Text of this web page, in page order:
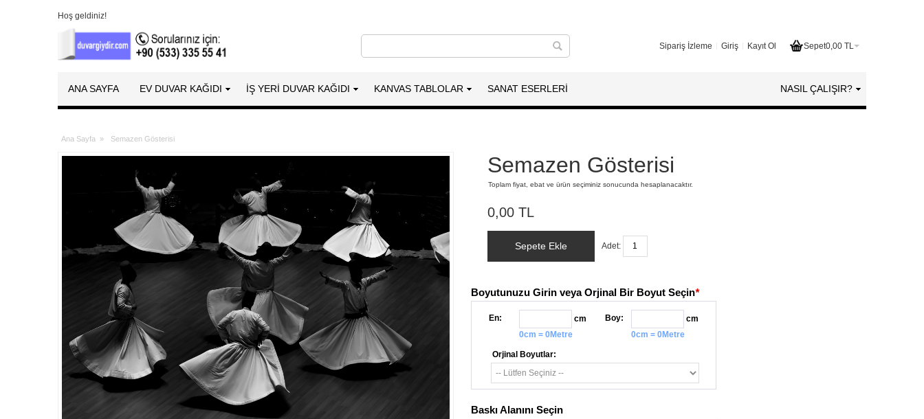
Hoş geldiniz!
Sepet0,00 TL
Sipariş İzleme Giriş Kayıt Ol
ANA SAYFA EV DUVAR KAĞIDI İŞ YERİ DUVAR KAĞIDI KANVAS TABLOLAR SANAT ESERLERI NASIL ÇALIŞIR?
Ana Sayfa » Semazen Gösterisi
Semazen Gösterisi
Toplam fiyat, ebat ve ürün seçiminiz sonucunda hesaplanacaktır.
0,00 TL
Sepete Ekle Adet:
Boyutunuzu Girin veya Orjinal Bir Boyut Seçin*
En:
cm
0cm = 0Metre
Boy:
cm
0cm = 0Metre
Orjinal Boyutlar:
Baskı Alanını Seçin